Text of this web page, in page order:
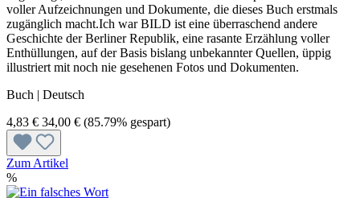
voller Aufzeichnungen und Dokumente, die dieses Buch erstmals
zugänglich macht.Ich war BILD ist eine überraschend andere
Geschichte der Berliner Republik, eine rasante Erzählung voller
Enthüllungen, auf der Basis bislang unbekannter Quellen, üppig
illustriert mit noch nie gesehenen Fotos und Dokumenten.
Buch | Deutsch
4,83 € 34,00 € (85.79% gespart)
Zum Artikel
%